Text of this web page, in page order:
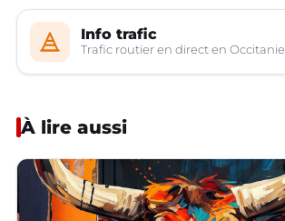
Info trafic
Trafic routier en direct en Occitanie
À lire aussi